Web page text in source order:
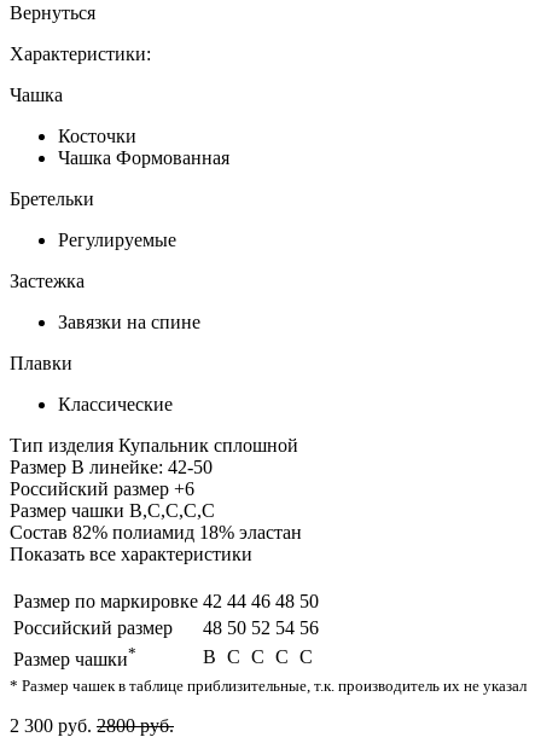
Вернуться
Характеристики:
Чашка
Косточки
Чашка Формованная
Бретельки
Регулируемые
Застежка
Завязки на спине
Плавки
Классические
Тип изделия Купальник сплошной
Размер В линейке: 42-50
Российский размер +6
Размер чашки B,C,C,C,C
Состав 82% полиамид 18% эластан
Показать все характеристики
Размер по маркировке 42 44 46 48 50
Российский размер
48 50 52 54 56
Размер чашки* B C C C C
* Размер чашек в таблице приблизительные, т.к. производитель их не указал
2 300 руб. 2800 руб.